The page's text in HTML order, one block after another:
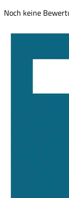
Noch keine